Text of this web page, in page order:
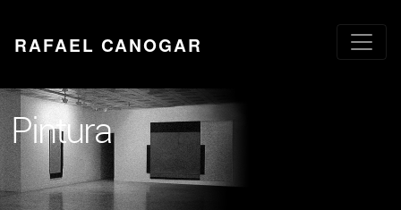
RAFAEL CANOGAR
Pintura